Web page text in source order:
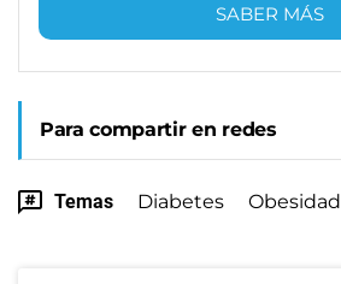
SABER MÁS
Para compartir en redes
Temas Diabetes Obesidad